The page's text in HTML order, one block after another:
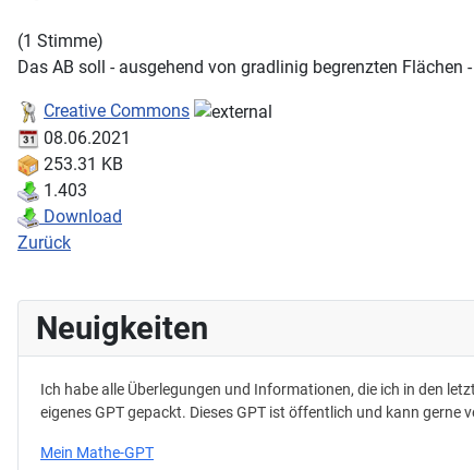
(1 Stimme)
Das AB soll - ausgehend von gradlinig begrenzten
Creative Commons
08.06.2021
253.31 KB
1.403
Download
Zurück
Neuigkeiten
Mein eigenes Mathe-GPT
eigenes GPT gepackt. Dieses GPT ist öffentlich und kann